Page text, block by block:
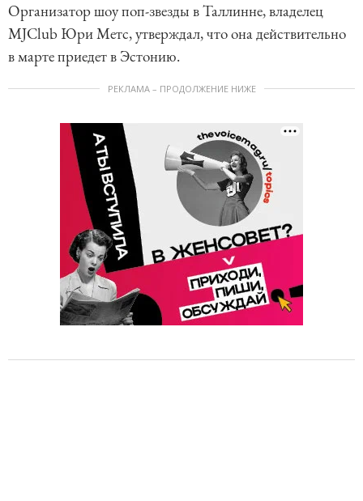
Организатор шоу поп-звезды в Таллинне, владелец
MJClub Юри Метс, утверждал, что она действительно
в марте приедет в Эстонию.
РЕКЛАМА – ПРОДОЛЖЕНИЕ НИЖЕ